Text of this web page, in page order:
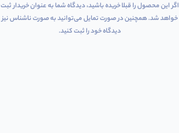
اگر این محصول را قبلا خریده باشید، دیدگاه شما به عنوان خریدار ثبت
خواهد شد. همچنین در صورت تمایل می‌توانید به صورت ناشناس نیز
دیدگاه خود را ثبت کنید.